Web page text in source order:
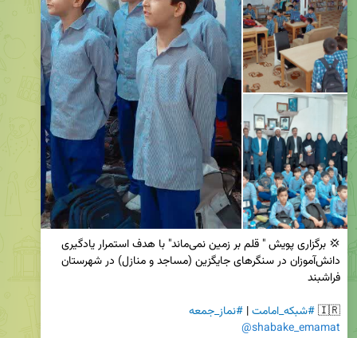
🇮🇷 #شبکه_امامت | #نماز_جمعه
@shabake_emamat